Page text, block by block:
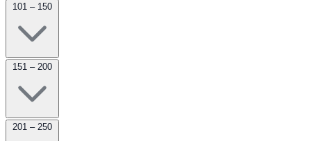
101 – 150
151 – 200
201 – 250